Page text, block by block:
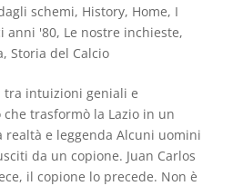
schemi, History, Home, I
anni '80, Le nostre inchieste,
, Storia del Calcio
tra intuizioni geniali e
trasformò la Lazio in un
realtà e leggenda Alcuni uomini
da un copione. Juan Carlos
il copione lo precede. Non è